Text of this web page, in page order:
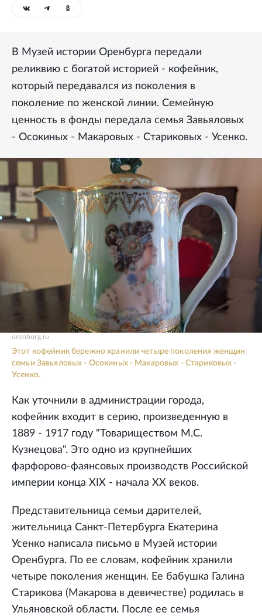
В Музей истории Оренбурга передали
реликвию с богатой историей - кофейник,
который передавался из поколения в
поколение по женской линии. Семейную
ценность в фонды передала семья Завьяловых
- Осокиных - Макаровых - Стариковых - Усенко.
orenburg.ru
Этот кофейник бережно хранили четыре поколения женщин
семьи Завьяловых - Осокиных - Макаровых - Стариковых -
Усенко.
Как уточнили в администрации города,
кофейник входит в серию, произведенную в
1889 - 1917 году "Товариществом М.С.
Кузнецова". Это одно из крупнейших
фарфорово-фаянсовых производств Российской
империи конца XIX - начала XX веков.
Представительница семьи дарителей,
жительница Санкт-Петербурга Екатерина
Усенко написала письмо в Музей истории
Оренбурга. По ее словам, кофейник хранили
четыре поколения женщин. Ее бабушка Галина
Старикова (Макарова в девичестве) родилась в
Ульяновской области. После ее семья